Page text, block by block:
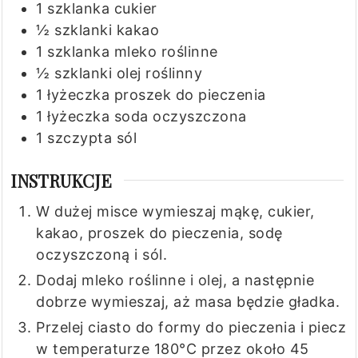
1 szklanka cukier
½ szklanki kakao
1 szklanka mleko roślinne
½ szklanki olej roślinny
1 łyżeczka proszek do pieczenia
1 łyżeczka soda oczyszczona
1 szczypta sól
INSTRUKCJE
W dużej misce wymieszaj mąkę, cukier,
kakao, proszek do pieczenia, sodę
oczyszczoną i sól.
Dodaj mleko roślinne i olej, a następnie
dobrze wymieszaj, aż masa będzie gładka.
Przelej ciasto do formy do pieczenia i piecz
w temperaturze 180°C przez około 45